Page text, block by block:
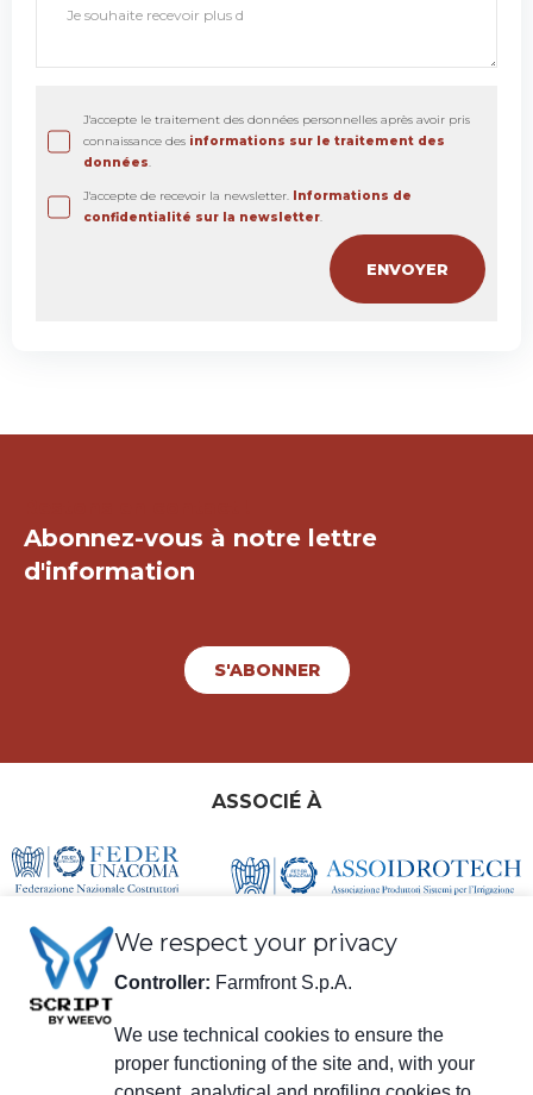
J'accepte le traitement des données personnelles après avoir pris
connaissance des informations sur le traitement des
données.
J'accepte de recevoir la newsletter.
Informations de
confidentialité sur la newsletter.
Abonnez-vous à notre lettre
d'information
S'ABONNER
ASSOCIÉ À
We respect your privacy
Controller: Farmfront S.p.A.
We use technical cookies to ensure the
proper functioning of the site and, with your